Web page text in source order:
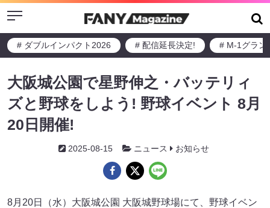
Menu
# ダブルインパクト2026 # 配信延長決定! # M-1グラン
大阪城公園で星野伸之・バッテリィ
ズと野球をしよう! 野球イベント 8月
20日開催!
2025-08-15 ニュース お知らせ
8月20日（水）大阪城公園 大阪城野球場にて、野球イベン